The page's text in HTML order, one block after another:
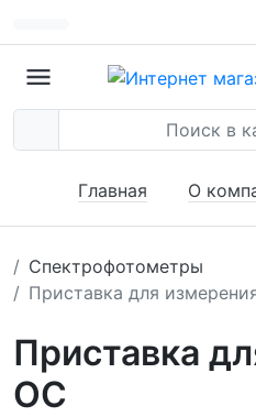
Главная О
Спектрофотометры
Приставка для
Приставка
ОС